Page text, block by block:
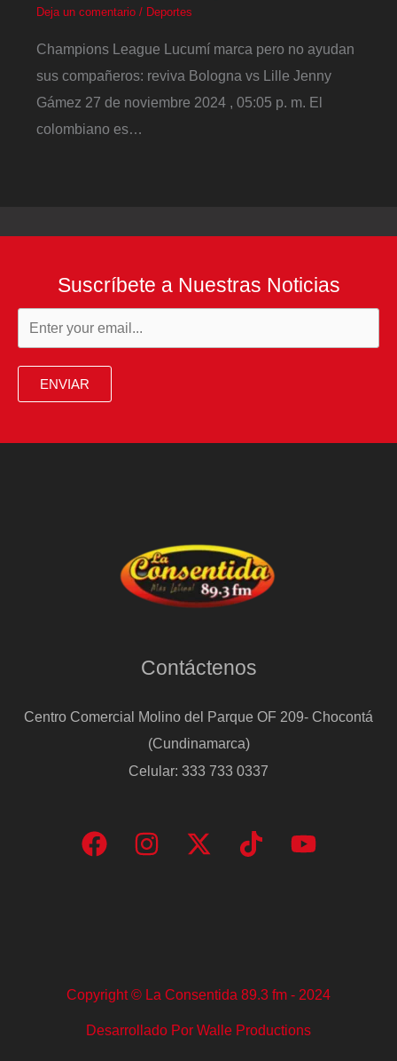
Deja un comentario / Deportes
Champions League Lucumí marca pero no ayudan
sus compañeros: reviva Bologna vs Lille Jenny
Gámez 27 de noviembre 2024 , 05:05 p. m. El
colombiano es…
Suscríbete a Nuestras Noticias
ENVIAR
Contáctenos
Centro Comercial Molino del Parque OF 209- Chocontá
(Cundinamarca)
Celular: 333 733 0337
Copyright © La Consentida 89.3 fm - 2024
Desarrollado Por Walle Productions